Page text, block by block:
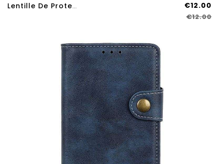
Lentille De Protection En Verre Trempé Pour Sony Xperia 10 IV €12.00
€12.00